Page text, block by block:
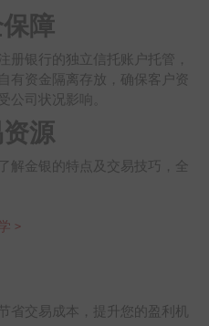
障
册银行的独立信托账户托管，
有资金隔离存放，确保客户资
公司状况影响。
源
解金银的特点及交易技巧，全
>
省交易成本，提升您的盈利机